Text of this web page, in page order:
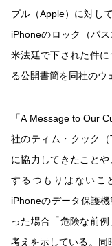
プル（Apple）に対し
iPhoneのロック（パ
米法廷で下された件
る公開書簡を同社のウ
「A Message to Our
社のティム・クック
に協力してきたこと
するつもりはないこ
iPhoneのデータ保護
った場合「危険な前
考えを示している。同